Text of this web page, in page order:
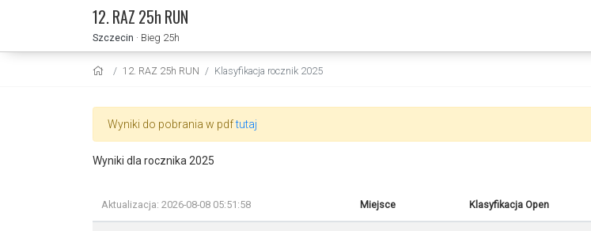
12. RAZ 25h RUN
Szczecin · Bieg 25h
12. RAZ 25h RUN Klasyfikacja rocznik 2025
Wyniki do pobrania w pdftutaj
Wyniki dla rocznika 2025
Aktualizacja: 2026-08-08 05:51:58 Miejsce Klasyfikacja Open